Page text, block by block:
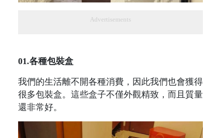
Advertisements
01.各種包裝盒
我們的生活離不開各種消費，因此我們也會獲得
很多包裝盒。這些盒子不僅外觀精致，而且質量
還非常好。